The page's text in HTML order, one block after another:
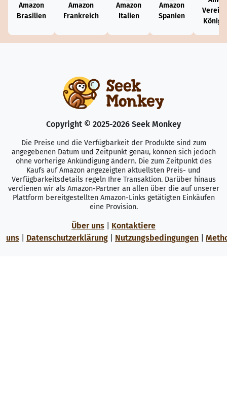
Amazon
Brasilien
Amazon
Frankreich
Amazon
Italien
Amazon
Spanien
Copyright © 2025-2026 Seek Monkey
Die Preise und die Verfügbarkeit der Produkte sind zum
angegebenen Datum und Zeitpunkt genau, können sich jedoch
ohne vorherige Ankündigung ändern. Die zum Zeitpunkt des
Kaufs auf Amazon angezeigten aktuellsten Preis- und
Verfügbarkeitsdetails regeln Ihre Transaktion. Darüber hinaus
verdienen wir als Amazon-Partner an allen über die auf unserer
Plattform bereitgestellten Amazon-Links getätigten Einkäufen
eine Provision.
Über uns
Kontaktiere
uns
Datenschutzerklärung Nutzungsbedingungen